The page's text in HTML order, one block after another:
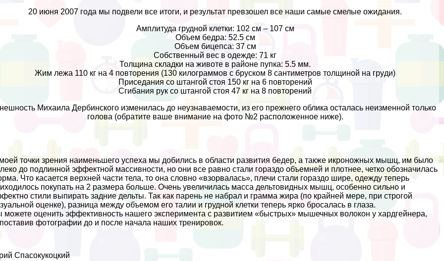
20 июня 2007 года мы подвели все итоги, и результат превзошел все наши самые смелые ожидания.
Амплитуда грудной клетки: 102 см – 107 см
Объем бедра: 52.5 см
Объем бицепса: 37 см
Собственный вес в одежде: 71 кг
Толщина складки на животе в районе пупка: 5.5 мм.
Жим лежа 110 кг на 4 повторения (130 килограммов с бруском 8 сантиметров толщиной на гpyди)
Приседания со штангой стоя 150 кг на 6 повторений
Сгибания рук со штангой стоя 47 кг на 8 повторений
Михаила Дербинского изменилась до неузнаваемости, из его прежнего облика осталась неизменной только
голова (обратите ваше внимание на фото №2 расположенное ниже).
точки зрения наименьшего успеха мы добились в области развития бедер, а также икроножных мышц, им было
до подлинной эффектной массивности, но они все равно стали гораздо объемней и плотнее, четко обозначилась
Что касается верхней части тела, то она словно «взорвалась», плечи стали гораздо шире, одежду теперь
покупать на 2 размера больше. Очень увеличилась масса дельтовидных мышц, особенно сильно и
стили выпирать задние дельты. Так как парень не набрал и грамма жира (по крайней мере, при строгой
оценке), разница между объемом его талии и грудной клетки теперь ярко бросалась в глаза.
можете оценить эффективность нашего эксперимента с развитием «быстрых» мышечных волокон у хардгeйнера,
фотографии до и после начала наших тренировок.
Спасокукоцкий